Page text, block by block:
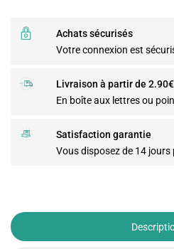
Achats sécurisés
Votre connexion est
Livraison à partir de
En boîte aux lettres ou
Satisfaction garantie
Vous disposez de 14